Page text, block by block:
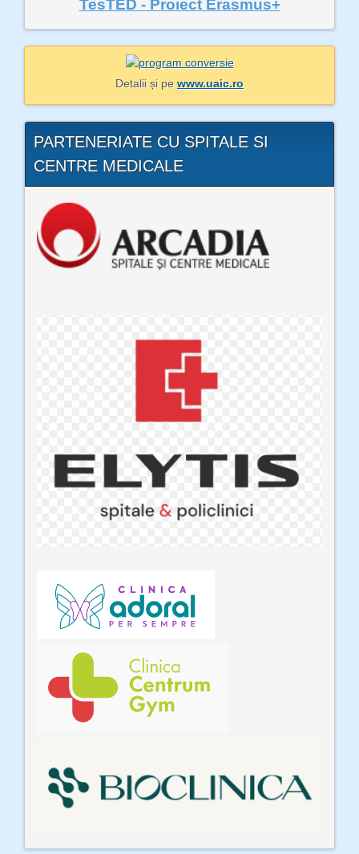
TesTED - Proiect Erasmus+
Detalii și pe www.uaic.ro
PARTENERIATE CU SPITALE SI
CENTRE MEDICALE